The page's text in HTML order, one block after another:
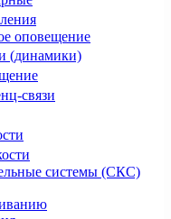
оповещение
(динамики)
связи
системы (СКС)